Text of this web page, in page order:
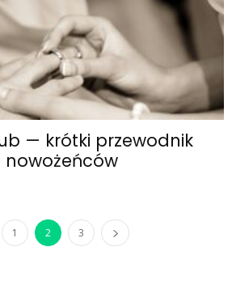
— krótki przewodnik
nowożeńców
1 2 3